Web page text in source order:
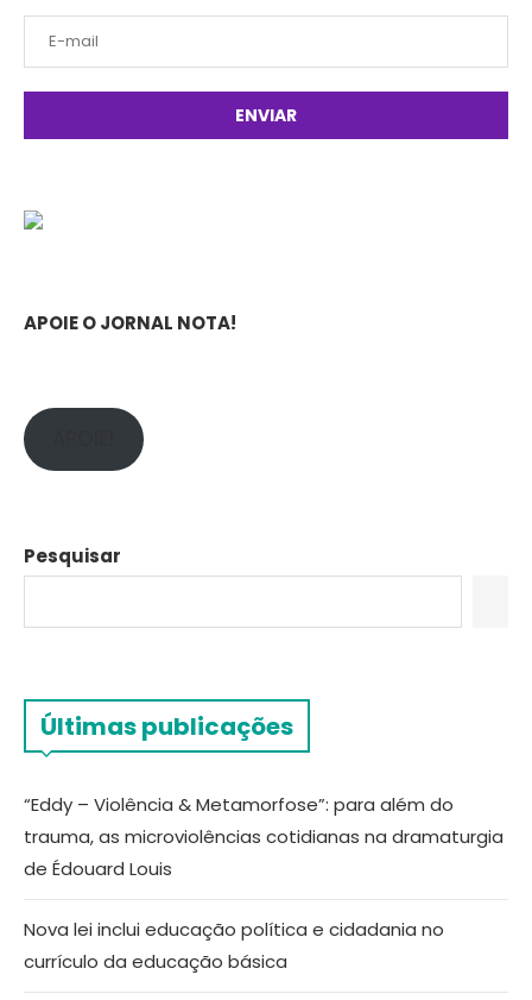
APOIE O JORNAL NOTA!
Pesquisar
Últimas publicações
“Eddy – Violência & Metamorfose”: para além do
trauma, as microviolências cotidianas na dramaturgia
de Édouard Louis
Nova lei inclui educação política e cidadania no
currículo da educação básica